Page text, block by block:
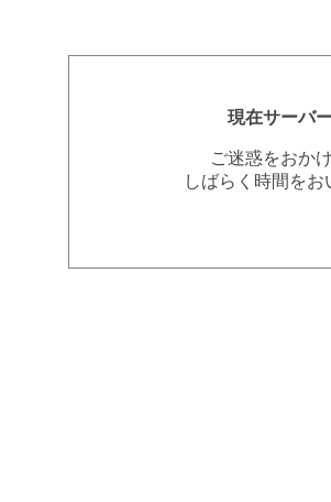
現在サーバ
ご迷惑をおか
しばらく時間を